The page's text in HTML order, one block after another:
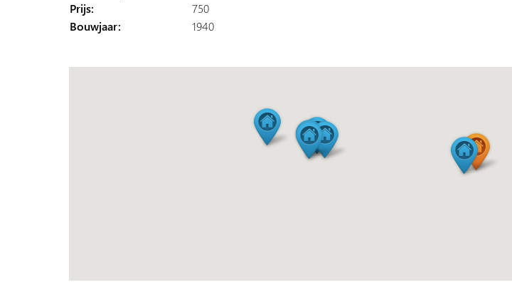
Prijs:
750
Bouwjaar:
1940